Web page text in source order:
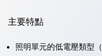
主要特點
照明單元的低電壓類型